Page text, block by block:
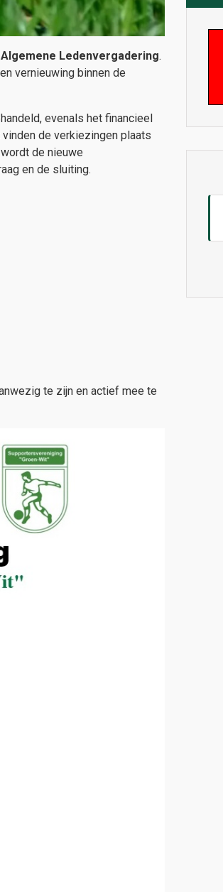
Algemene Ledenvergadering.
vernieuwing binnen de
evenals het financieel
de verkiezingen plaats
de nieuwe
en de sluiting.
te zijn en actief mee te